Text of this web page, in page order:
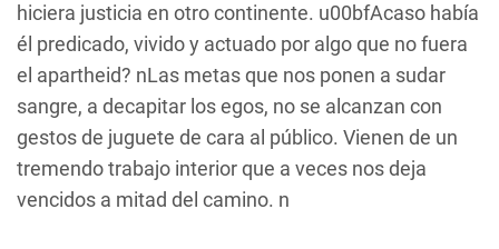
hiciera justicia en otro continente. u00bfAcaso había
él predicado, vivido y actuado por algo que no fuera
el apartheid? nLas metas que nos ponen a sudar
sangre, a decapitar los egos, no se alcanzan con
gestos de juguete de cara al público. Vienen de un
tremendo trabajo interior que a veces nos deja
vencidos a mitad del camino. n